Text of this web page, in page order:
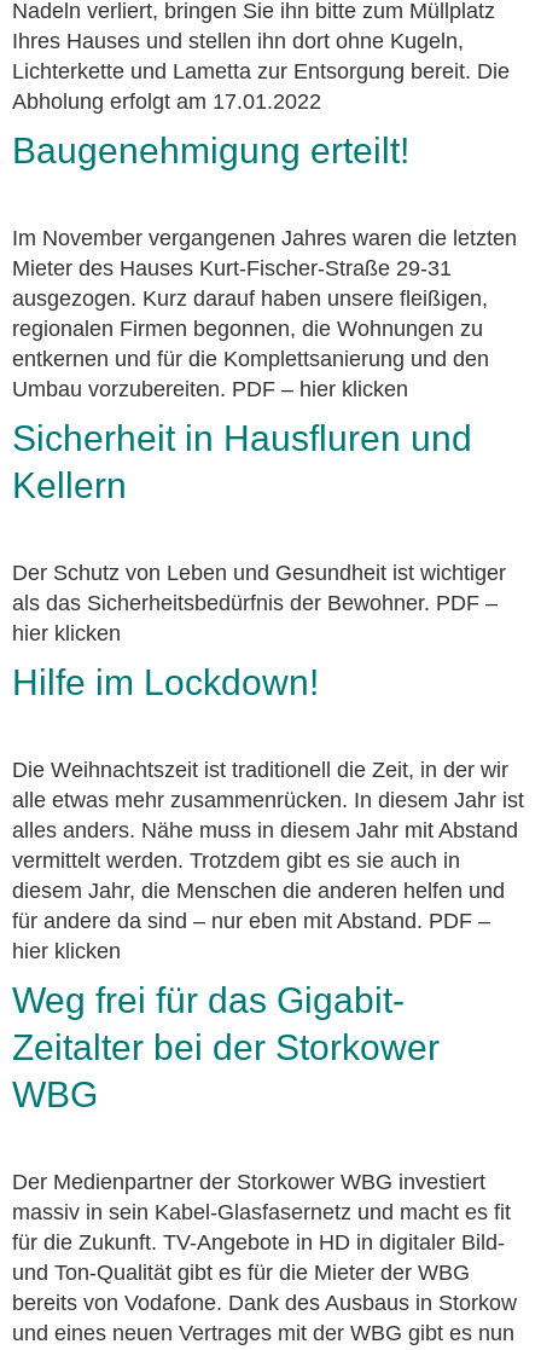
Nadeln verliert, bringen Sie ihn bitte zum Müllplatz
Ihres Hauses und stellen ihn dort ohne Kugeln,
Lichterkette und Lametta zur Entsorgung bereit. Die
Abholung erfolgt am 17.01.2022
Baugenehmigung erteilt!
Im November vergangenen Jahres waren die letzten
Mieter des Hauses Kurt-Fischer-Straße 29-31
ausgezogen. Kurz darauf haben unsere fleißigen,
regionalen Firmen begonnen, die Wohnungen zu
entkernen und für die Komplettsanierung und den
Umbau vorzubereiten. PDF – hier klicken
Sicherheit in Hausfluren und
Kellern
Der Schutz von Leben und Gesundheit ist wichtiger
als das Sicherheitsbedürfnis der Bewohner. PDF –
hier klicken
Hilfe im Lockdown!
Die Weihnachtszeit ist traditionell die Zeit, in der wir
alle etwas mehr zusammenrücken. In diesem Jahr ist
alles anders. Nähe muss in diesem Jahr mit Abstand
vermittelt werden. Trotzdem gibt es sie auch in
diesem Jahr, die Menschen die anderen helfen und
für andere da sind – nur eben mit Abstand. PDF –
hier klicken
Weg frei für das Gigabit-
Zeitalter bei der Storkower
WBG
Der Medienpartner der Storkower WBG investiert
massiv in sein Kabel-Glasfasernetz und macht es fit
für die Zukunft. TV-Angebote in HD in digitaler Bild-
und Ton-Qualität gibt es für die Mieter der WBG
bereits von Vodafone. Dank des Ausbaus in Storkow
und eines neuen Vertrages mit der WBG gibt es nun